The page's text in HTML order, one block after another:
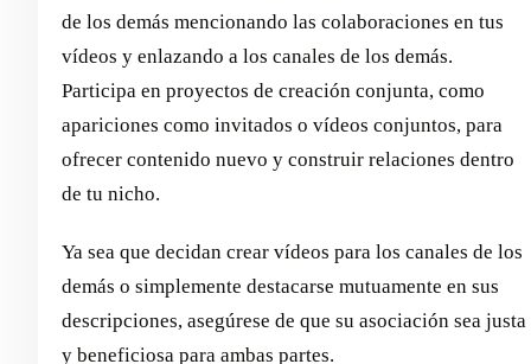
de los demás mencionando las colaboraciones en tus
vídeos y enlazando a los canales de los demás.
Participa en proyectos de creación conjunta, como
apariciones como invitados o vídeos conjuntos, para
ofrecer contenido nuevo y construir relaciones dentro
de tu nicho.
Ya sea que decidan crear vídeos para los canales de los
demás o simplemente destacarse mutuamente en sus
descripciones, asegúrese de que su asociación sea justa
y beneficiosa para ambas partes.